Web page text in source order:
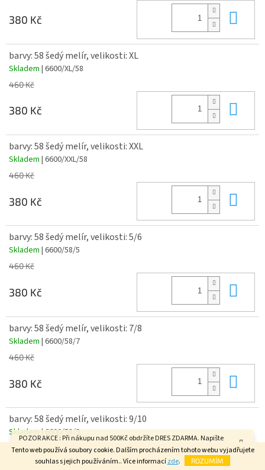
Tento web používá soubory cookie. Dalším procházením tohoto webu vyjadřujete
souhlas s jejich používáním.. Více informacízde. ROZUMÍM
POZOR AKCE : Při nákupu nad 500Kč obdržíte DRES ZDARMA. Napište
velikost do poznámky v závěrečném kroku objednávky. FAJN DEN.
380 Kč
barvy: 58 šedý melír, velikosti: XL
Skladem | 6600/XL/58
460 Kč
380 Kč
barvy: 58 šedý melír, velikosti: XXL
Skladem | 6600/XXL/58
460 Kč
380 Kč
barvy: 58 šedý melír, velikosti: 5/6
Skladem | 6600/58/5
460 Kč
380 Kč
barvy: 58 šedý melír, velikosti: 7/8
Skladem | 6600/58/7
460 Kč
380 Kč
barvy: 58 šedý melír, velikosti: 9/10
Skladem| 6600/58/9
460 Kč